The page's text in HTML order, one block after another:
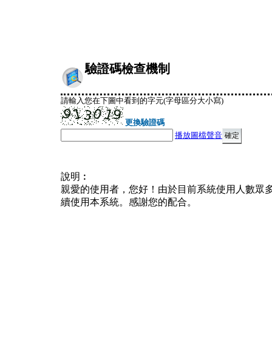
驗證碼檢查機制
請輸入您在下圖中看到的字元(字母區分大小寫)
更換驗證碼
播放圖檔聲音
說明︰
親愛的使用者，您好！由於目前系統使用人數眾
續使用本系統。感謝您的配合。